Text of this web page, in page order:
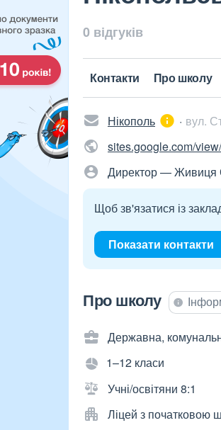
0 відгуків
Контакти Про школу
Нікополь вул.
sites.google.com/
Директор — Живиця
Щоб зв'язатися із
Показати контакти
Про школу
Державна,
1–12 класи
Учні/освітяни 8:1
Ліцей з початковою